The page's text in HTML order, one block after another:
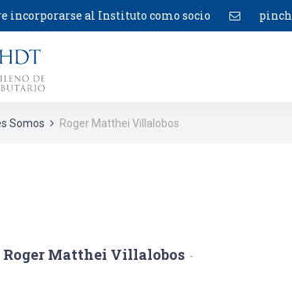
incorporarse al Instituto como socio
Somos Roger Matthei Villalobos
Roger Matthei Villalobos